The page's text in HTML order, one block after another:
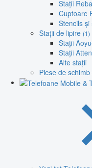
Stații
Cuptoare
Stencils și
Stații de lipire (1)
Stații
Stații
Alte stații
Piese de